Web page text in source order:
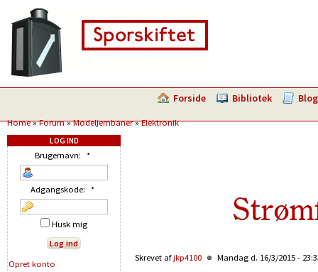
Forside Bibliotek Blog
Home»Forum»Modeljernbaner»Elektronik
Skrevet afjkp4100 Mandag d. 16/3/2015 -
LOG IND
Brugernavn: *
Adgangskode: *
Husk mig
Opret konto